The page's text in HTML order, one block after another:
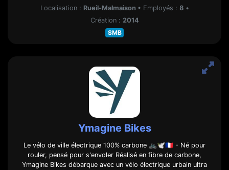
Localisation : Rueil-Malmaison • Employés : 8 •
Création : 2014
SMB
Ymagine Bikes
Le vélo de ville électrique 100% carbone 🚲🕊🇫🇷 - Né pour
rouler, pensé pour s'envoler Réalisé en fibre de carbone,
Ymagine Bikes débarque avec un vélo électrique urbain ultra